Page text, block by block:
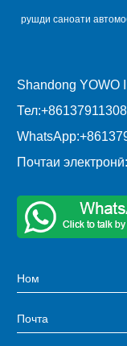
рушди саноати
Shandong YOWO
Тел:
WhatsApp:
Почтаи электронӣ: